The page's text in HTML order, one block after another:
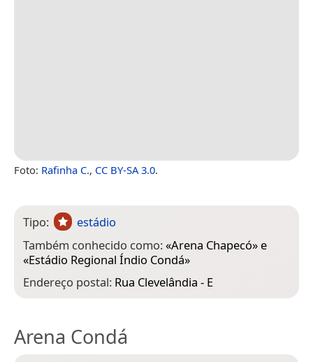
Foto: Rafinha C., CC BY-SA 3.0.
Tipo:
estádio
Também conhecido como:«Arena Chapecó» e
«Estádio Regional Índio Condá»
Endereço postal: Rua Clevelândia - E
Arena Condá